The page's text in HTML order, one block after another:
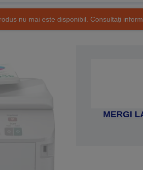
nu mai este disponibil. Consultați
MERGI